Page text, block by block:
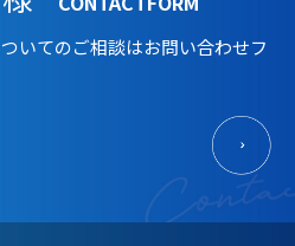
いてのご相談はお問い合わせフ